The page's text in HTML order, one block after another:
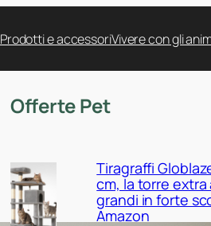
Prodotti e accessoriVivere con gli
Offerte Pet
Tiragraffi
cm, la torre
grandi in forte
Amazon